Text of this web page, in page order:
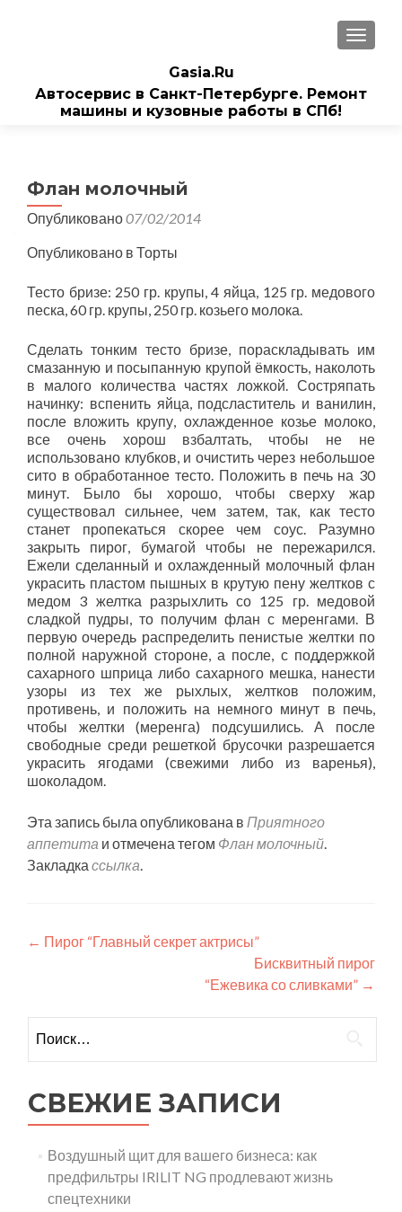
Gasia.Ru
Автосервис в Санкт-Петербурге. Ремонт
машины и кузовные работы в СПб!
Флан молочный
Опубликовано07/02/2014
Опубликовано в Торты
Тесто бризе: 250 гр. крупы, 4 яйца, 125 гр. медового
песка, 60 гр. крупы, 250 гр. козьего молока.
Сделать тонким тесто бризе, пораскладывать им
смазанную и посыпанную крупой ёмкость, наколоть
в малого количества частях ложкой. Состряпать
начинку: вспенить яйца, подсластитель и ванилин,
после вложить крупу, охлажденное козье молоко,
все очень хорош взбалтать, чтобы не не
использовано клубков, и очистить через небольшое
сито в обработанное тесто. Положить в печь на 30
минут. Было бы хорошо, чтобы сверху жар
существовал сильнее, чем затем, так, как тесто
станет пропекаться скорее чем соус. Разумно
закрыть пирог, бумагой чтобы не пережарился.
Ежели сделанный и охлажденный молочный флан
украсить пластом пышных в крутую пену желтков с
медом 3 желтка разрыхлить со 125 гр. медовой
сладкой пудры, то получим флан с меренгами. В
первую очередь распределить пенистые желтки по
полной наружной стороне, а после, с поддержкой
сахарного шприца либо сахарного мешка, нанести
узоры из тех же рыхлых, желтков положим,
противень, и положить на немного минут в печь,
чтобы желтки (меренга) подсушились. А после
свободные среди решеткой брусочки разрешается
украсить ягодами (свежими либо из варенья),
шоколадом.
Эта запись была опубликована в Приятного
аппетита и отмечена тегом Флан молочный.
Закладка ссылка.
Навигация
записям
← Пирог “Главный секрет актрисы”
Бисквитный пирог
“Ежевика со сливками” →
СВЕЖИЕ ЗАПИСИ
Воздушный щит для вашего бизнеса: как
предфильтры IRILIT NG продлевают жизнь
спецтехники